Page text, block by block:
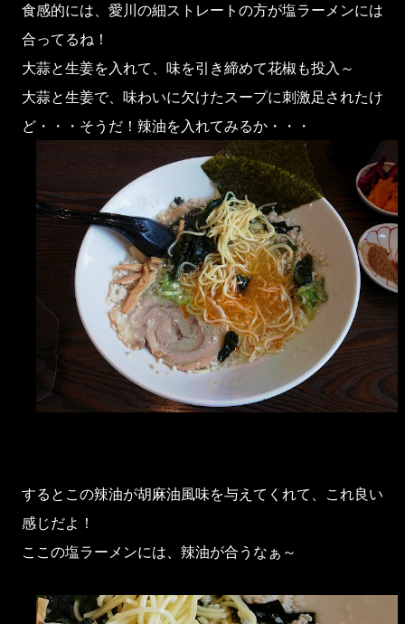
食感的には、愛川の細ストレートの方が塩ラーメンには
合ってるね！
大蒜と生姜を入れて、味を引き締めて花椒も投入～
大蒜と生姜で、味わいに欠けたスープに刺激足されたけ
ど・・・そうだ！辣油を入れてみるか・・・
するとこの辣油が胡麻油風味を与えてくれて、これ良い
感じだよ！
ここの塩ラーメンには、辣油が合うなぁ～